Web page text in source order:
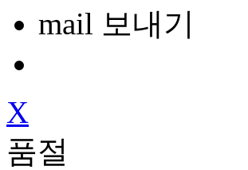
mail 보내기
X
품절